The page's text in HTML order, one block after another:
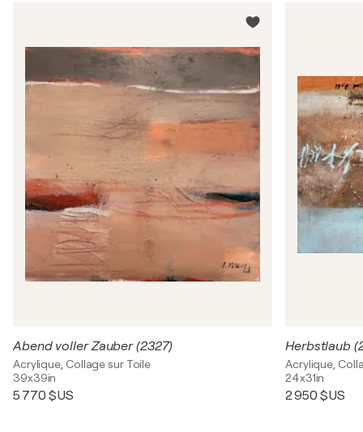
Abend voller Zauber (2327)
Acrylique, Collage sur Toile
39x39in
5 770 $US
Herbstlaub
Acrylique,
24x31in
2 950 $US